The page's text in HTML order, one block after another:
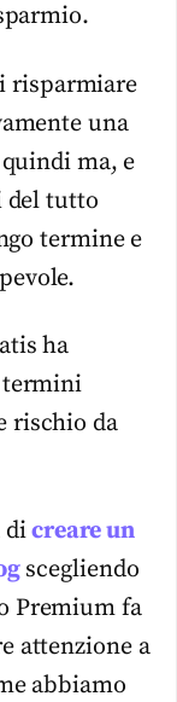
risparmiare
una
ma, e
del tutto
termine e
ha
termini
rischio da
dicreare un
scegliendo
Premium fa
attenzione a
abbiamo